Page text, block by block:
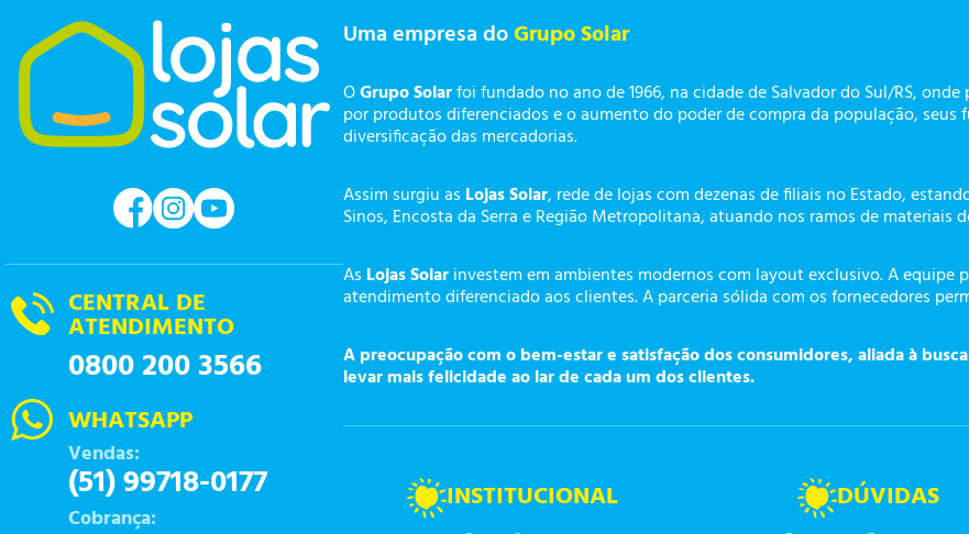
CENTRAL DE
ATENDIMENTO
0800 200 3566
WHATSAPP
Vendas:
(51) 99718-0177
Cobrança:
Uma empresa doGrupo Solar
OGrupo Solarfoi fundado no ano de 1966, na cidade de Salvador do Sul/RS,
por produtos diferenciados e o aumento do poder de compra da população,
diversificação das mercadorias.
Assim surgiu as Lojas Solar, rede de lojas com dezenas de filiais no Estado,
Sinos, Encosta da Serra e Região Metropolitana, atuando nos ramos de
As Lojas Solarinvestem em ambientes modernos com layout exclusivo. A
atendimento diferenciado aos clientes. A parceria sólida com os fornecedores
A preocupação com o bem-estar e satisfação dos consumidores, aliada à
levar mais felicidade ao lar de cada um dos clientes.
INSTITUCIONAL DÚVIDAS